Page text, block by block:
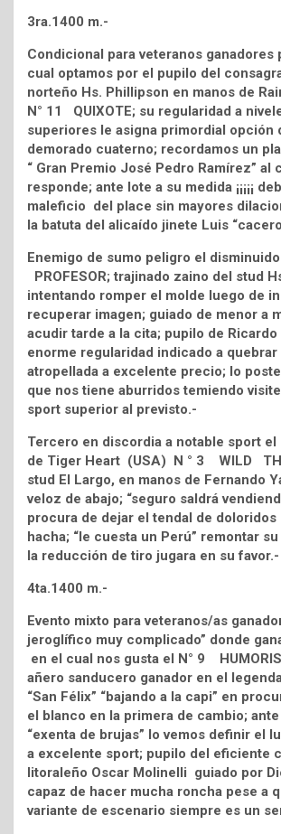
3ra.1400 m.-
Condicional para veteranos ganadores
cual optamos por el pupilo del
norteño Hs. Phillipson en manos de
N° 11 QUIXOTE; su regularidad a
superiores le asigna primordial opción
demorado cuaterno; recordamos un
“ Gran Premio José Pedro Ramírez” al
responde; ante lote a su medida ¡¡¡¡¡
maleficio del place sin mayores
la batuta del alicaído jinete Luis
Enemigo de sumo peligro el
PROFESOR; trajinado zaino del stud
intentando romper el molde luego de
recuperar imagen; guiado de menor a
acudir tarde a la cita; pupilo de Ricardo
enorme regularidad indicado a
atropellada a excelente precio; lo
que nos tiene aburridos temiendo
sport superior al previsto.-
Tercero en discordia a notable sport
de Tiger Heart (USA) N ° 3 WILD
stud El Largo, en manos de Fernando
veloz de abajo; “seguro saldrá
procura de dejar el tendal de doloridos
hacha; “le cuesta un Perú” remontar
la reducción de tiro jugara en su favor.-
4ta.1400 m.-
Evento mixto para veteranos/as
jeroglífico muy complicado” donde
en el cual nos gusta el N° 9
añero sanducero ganador en el
“San Félix” “bajando a la capi” en
el blanco en la primera de cambio;
“exenta de brujas” lo vemos definir el
a excelente sport; pupilo del eficiente
litoraleño Oscar Molinelli guiado por
capaz de hacer mucha roncha pese a
variante de escenario siempre es un